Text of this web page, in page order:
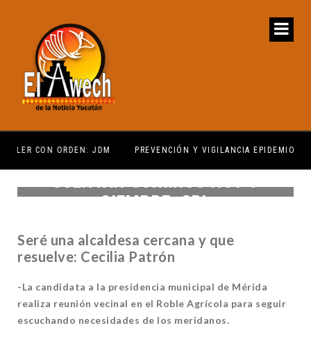
PREVENCIÓN Y VIGILANCIA EPIDEMIOLÓGICA
CUENTAN CONMIGO HOY Y
SIEMPRE: CPL
Seré una alcaldesa cercana y que
resuelve: Cecilia Patrón
-La candidata a la presidencia municipal de Mérida
realiza reunión vecinal en el Roble Agrícola para seguir
escuchando necesidades de los meridanos.